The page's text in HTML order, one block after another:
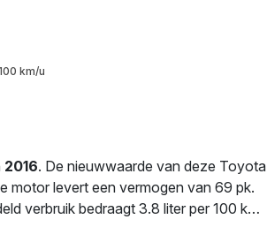
km/u
2016. De nieuwwaarde van deze Toyota
motor levert een vermogen van 69 pk.
verbruik bedraagt 3.8 liter per 100 km.
heeft deze auto al